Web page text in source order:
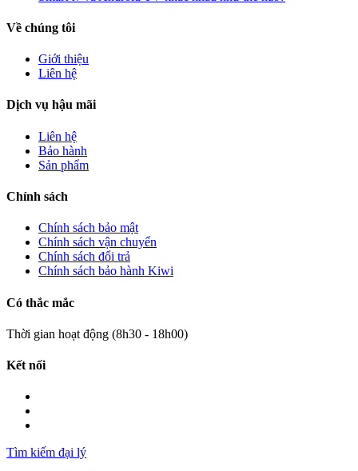
Về chúng tôi
Giới thiệu
Liên hệ
Dịch vụ hậu mãi
Liên hệ
Bảo hành
Sản phẩm
Chính sách
Chính sách bảo mật
Chính sách vận chuyển
Chính sách đổi trả
Chính sách bảo hành Kiwi
Có thắc mắc
Thời gian hoạt động (8h30 - 18h00)
Kết nối
Tìm kiếm đại lý